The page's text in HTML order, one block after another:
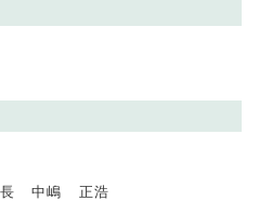
長 中嶋 正浩